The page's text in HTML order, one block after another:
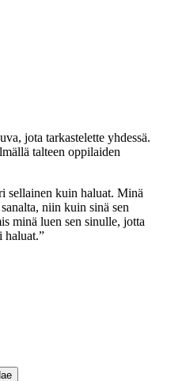
jota tarkastelette yhdessä.
talteen oppilaiden
sellainen kuin haluat. Minä
niin kuin sinä sen
minä luen sen sinulle, jotta
haluat.”